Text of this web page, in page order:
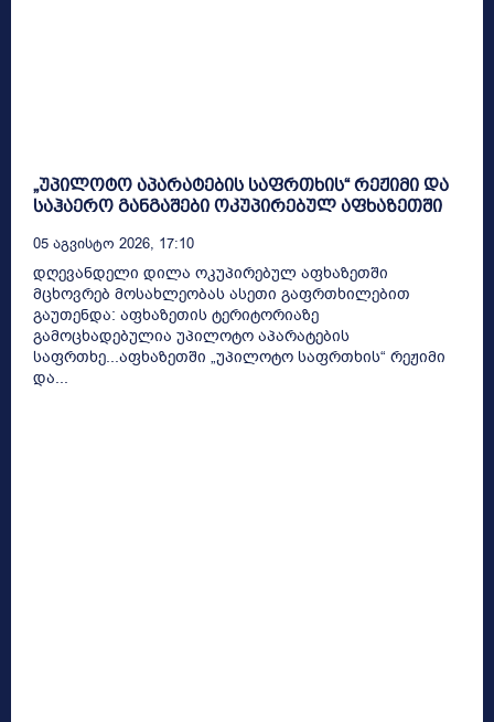
„უპილოტო აპარატების საფრთხის“ რეჟიმი და
საჰაერო განგაშები ოკუპირებულ აფხაზეთში
05 Აგვისტო 2026, 17:10
დღევანდელი დილა ოკუპირებულ აფხაზეთში
მცხოვრებ მოსახლეობას ასეთი გაფრთხილებით
გაუთენდა: აფხაზეთის ტერიტორიაზე
გამოცხადებულია უპილოტო აპარატების
საფრთხე...აფხაზეთში „უპილოტო საფრთხის“ რეჟიმი
და...